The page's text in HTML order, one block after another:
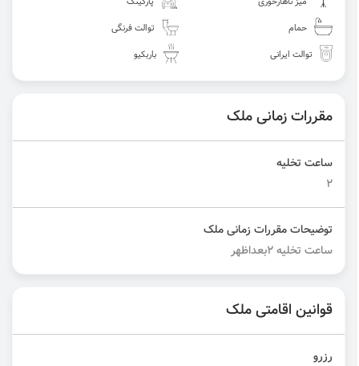
حمام
توالت فرنگی
توالت ایرانی
باربکیو
مقررات زمانی ملک
ساعت تخلیه
2
توضیحات مقررات زمانی ملک
ساعت تخلیه 2بعداظهر
قوانین اقامتی ملک
رزرو